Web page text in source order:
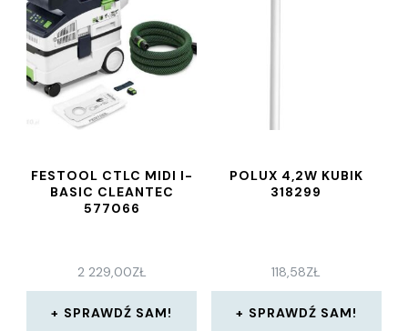
FESTOOL CTLC MIDI I-
BASIC CLEANTEC
577066
2 229,00ZŁ
SPRAWDŹ SAM!
POLUX 4,2W KUBIK
318299
118,58ZŁ
SPRAWDŹ SAM!